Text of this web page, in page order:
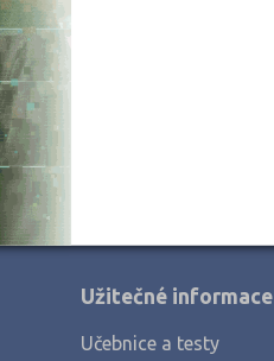
Užitečné informace
Učebnice a testy